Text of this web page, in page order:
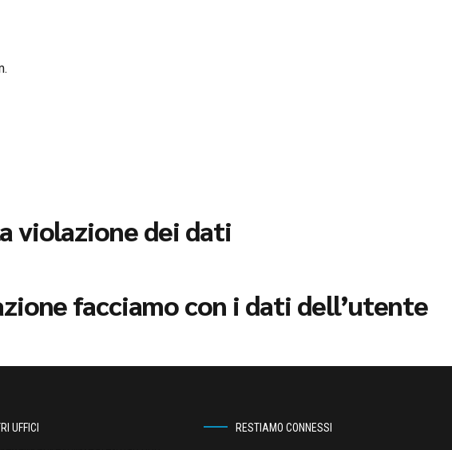
violazione dei dati
facciamo con i dati dell’utente
UFFICI RESTIAMO CONNESSI